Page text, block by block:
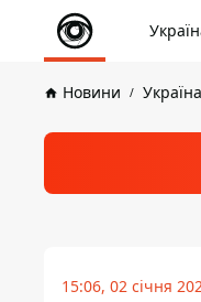
Новини Україна
15:06, 02 січня